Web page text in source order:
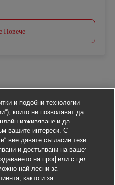
Повече
и подобни технологии
които ни позволяват да
изживяване и да
вашите интереси. С
вие давате съгласие тези
и достъпвани на вашето
на профили с цел
най-лесни за
както и за